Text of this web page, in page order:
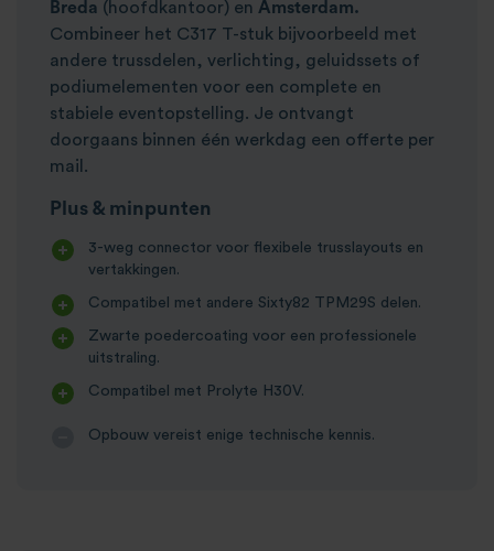
Breda (hoofdkantoor) en Amsterdam.
Combineer het C317 T-stuk bijvoorbeeld met
andere trussdelen, verlichting, geluidssets of
podiumelementen voor een complete en
stabiele eventopstelling. Je ontvangt
doorgaans binnen één werkdag een offerte per
mail.
Plus & minpunten
3-weg connector voor flexibele trusslayouts en
vertakkingen.
Compatibel met andere Sixty82 TPM29S delen.
Zwarte poedercoating voor een professionele
uitstraling.
Compatibel met Prolyte H30V.
Opbouw vereist enige technische kennis.